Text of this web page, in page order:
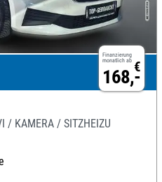
Finanzierung
monatlich ab €
168,-
/ KAMERA / SITZHEIZU